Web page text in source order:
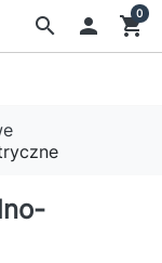
search  shopping_cart
0